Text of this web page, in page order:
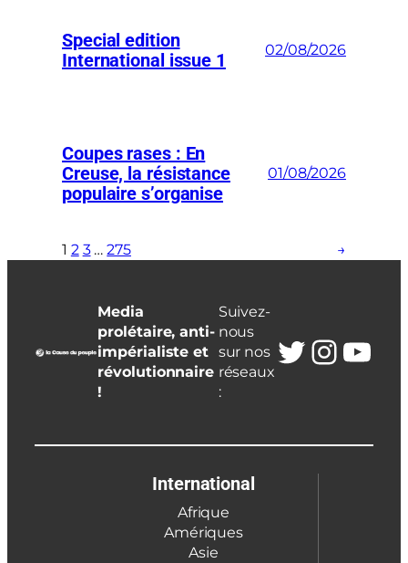
Special edition
International issue 1
02/08/2026
Coupes rases : En
Creuse, la résistance
populaire s’organise
01/08/2026
1 2 3 … 275 →
Media
prolétaire, anti-
impérialiste et
révolutionnaire
!
Suivez-
nous
sur nos
réseaux
:
Twitter
International
Afrique
Amériques
Asie